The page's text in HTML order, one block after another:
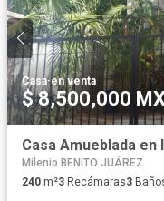
Casa·en venta
$ 8,500,000
Casa Amueblada en
Milenio BENITO JUÁREZ
240 m²3 Recámaras3